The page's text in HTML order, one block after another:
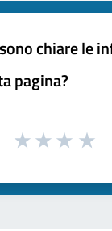
chiare le
pagina?